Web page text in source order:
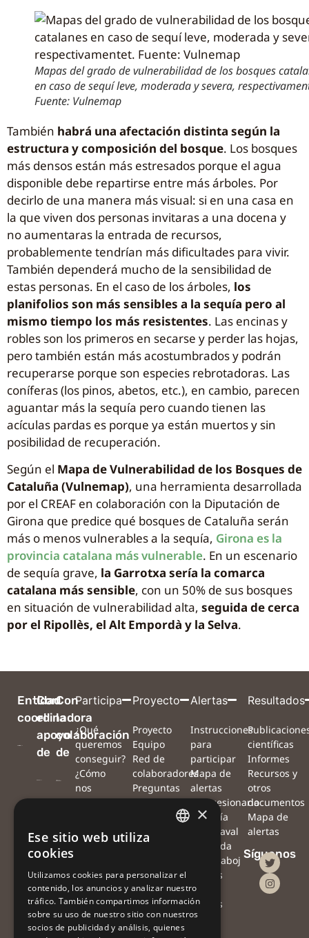
Mapas del grado de vulnerabilidad de los bosques
en caso de sequí leve, moderada y severa,
Fuente: Vulnemap
También habrá una afectación distinta según la
estructura y composición del bosque. Los bosques
más densos están más estresados ​​porque el agua
disponible debe repartirse entre más árboles. Por
decirlo de una manera más visual: si en una casa en
la que viven dos personas invitaras a una docena y
no aumentaras la entrada de recursos,
probablemente tendrían más dificultades para vivir.
También dependerá mucho de la sensibilidad de
estas personas. En el caso de los árboles, los
planifolios son más sensibles a la sequía pero al
mismo tiempo los más resistentes. Las encinas y
robles son los primeros en secarse y perder las hojas,
pero también están más acostumbrados y podrán
recuperarse porque son especies rebrotadoras. Las
coníferas (los pinos, abetos, etc.), en cambio, parecen
aguantar más la sequía pero cuando tienen las
acículas pardas es porque ya están muertos y sin
posibilidad de recuperación.
Según el Mapa de Vulnerabilidad de los Bosques de
Cataluña (Vulnemap), una herramienta desarrollada
por el CREAF en colaboración con la Diputación de
Girona que predice qué bosques de Cataluña serán
más o menos vulnerables a la sequía, Girona es la
provincia catalana más vulnerable. En un escenario
de sequía grave, la Garrotxa sería la comarca
catalana más sensible, con un 50% de sus bosques
en situación de vulnerabilidad alta, seguida de cerca
por el Ripollès, el Alt Empordà y la Selva.
Entidad
coordinadora
Con
el
apoyo
de
Con
la
colaboración
de
Participa
¿Qué
queremos
conseguir?
¿Cómo
nos
puedes
¿Qué haremos
con las
¿Qué podrás
hacer tú con
tus
observaciones?
Proyecto
Proyecto
Equipo
Red de
colaboradores
Preguntas
frecuentes
Agenda
Contacto
de
prensa
Alertas
Instrucciones
para
participar
Mapa de
alertas
#Procesionaria
#Sequía
#Vendaval
#Nevada
#Orugaboj
Alertas
con
drones
Resultados
científicas
Informes
Recursos y
otros
documentos
Mapa de
alertas
Síguenos
SPANISH
×
Ese sitio web utiliza
cookies
Utilizamos cookies para personalizar el
contenido, los anuncios y analizar nuestro
tráfico. También compartimos información
sobre su uso de nuestro sitio con nuestros
socios de publicidad y análisis, quienes